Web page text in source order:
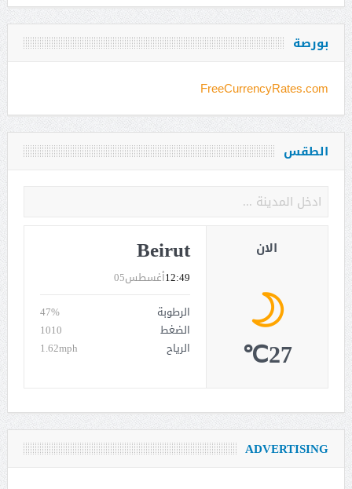
بورصة
FreeCurrencyRates.com
الطقس
Beirut
أغسطس0512:49
الرطوبة
47%
الضغط
1010
الرياح
1.62mph
الان
27℃
ADVERTISING